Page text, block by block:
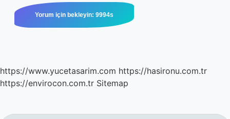
https://www.yucetasarim.com https://hasironu.com.tr
https://envirocon.com.tr Sitemap